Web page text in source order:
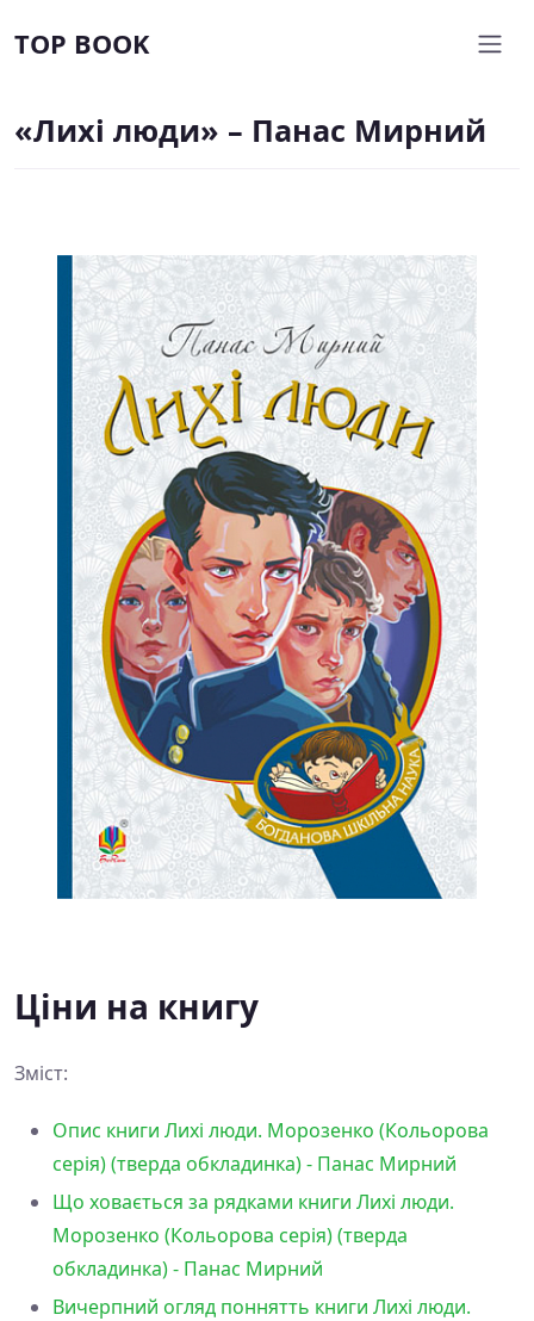
TOP BOOK
«Лихі люди» – Панас Мирний
Ціни на книгу
Зміст:
Опис книги Лихі люди. Морозенко (Кольорова
серія) (тверда обкладинка) - Панас Мирний
Що ховається за рядками книги Лихі люди.
Морозенко (Кольорова серія) (тверда
обкладинка) - Панас Мирний
Вичерпний огляд поннятть книги Лихі люди.